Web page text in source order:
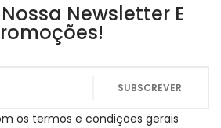
Newsletter E
os termos e condições gerais